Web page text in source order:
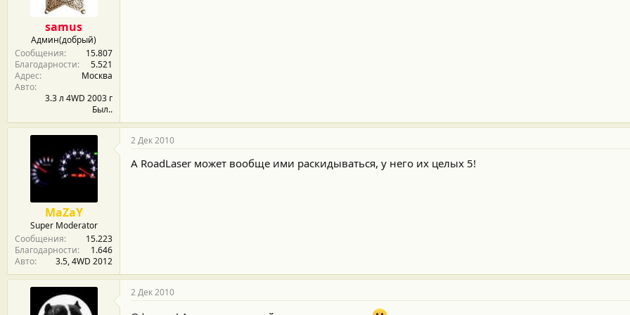
samus
Админ(добрый)
Сообщения
15.807
Благодарности
5.521
Адрес
Москва
Авто
3.3 л 4WD 2003 г
Был..
MaZaY
Super Moderator
Сообщения
15.223
Благодарности
1.646
Авто
3.5, 4WD 2012
2 Дек 2010
А RoadLaser может вообще ими раскидываться, у него их целых 5!
2 Дек 2010